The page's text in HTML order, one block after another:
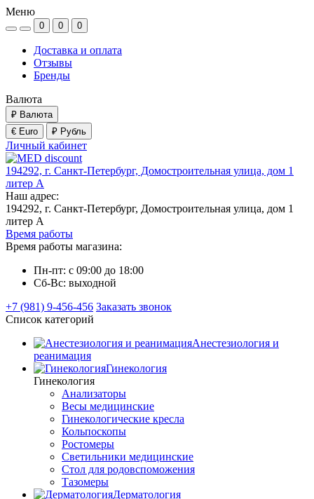
Меню
0 0 0
Доставка и оплата
Отзывы
Бренды
Валюта
₽ Валюта
€ Euro
₽ Рубль
Личный кабинет
194292, г. Санкт-Петербург, Домостроительная улица, дом 1
литер А
Наш адрес:
194292, г. Санкт-Петербург, Домостроительная улица, дом 1
литер А
Время работы
Время работы магазина:
Пн-пт: с 09:00 до 18:00
Сб-Вс: выходной
+7 (981) 9-456-456 Заказать звонок
Список категорий
Анестезиология и
реанимация
Гинекология
Гинекология
Анализаторы
Весы медицинские
Гинекологические кресла
Кольпоскопы
Ростомеры
Светильники медицинские
Стол для родовспоможения
Тазомеры
Дерматология